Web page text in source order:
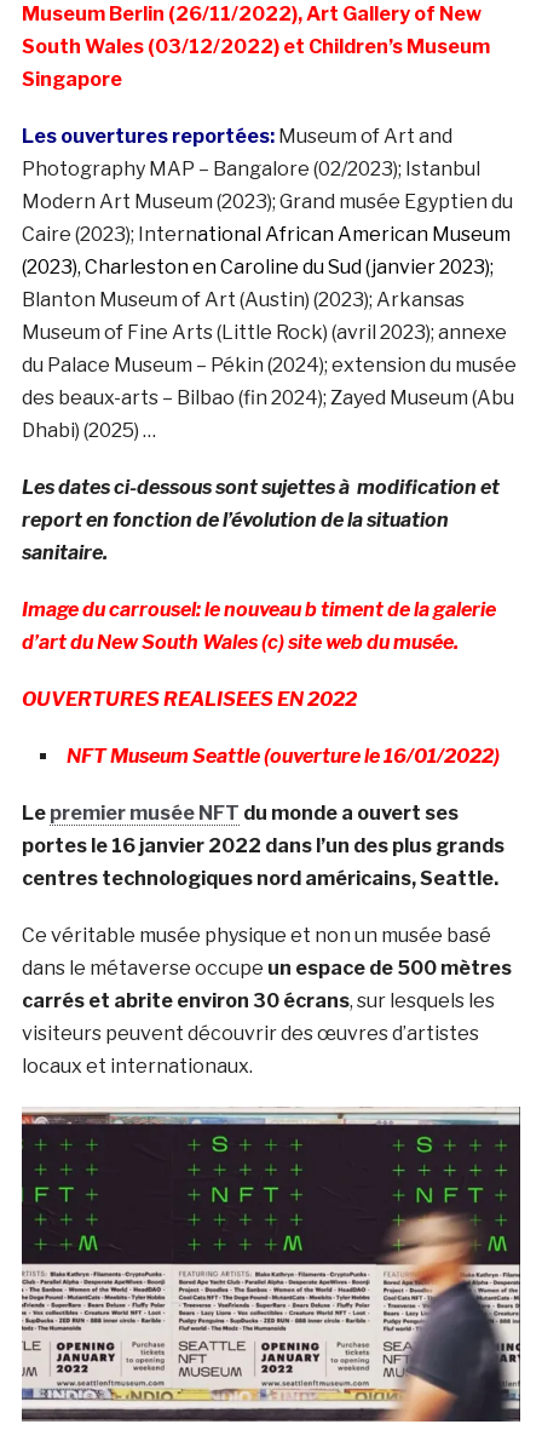
Museum Berlin (26/11/2022), Art Gallery of New
South Wales (03/12/2022) et Children’s Museum
Singapore
Les ouvertures reportées:Museum of Art and
Photography MAP – Bangalore (02/2023); Istanbul
Modern Art Museum (2023); Grand musée Egyptien du
Caire (2023); International African American Museum
(2023), Charleston en Caroline du Sud (janvier 2023);
Blanton Museum of Art (Austin) (2023); Arkansas
Museum of Fine Arts (Little Rock) (avril 2023); annexe
du Palace Museum – Pékin (2024); extension du musée
des beaux-arts – Bilbao (fin 2024); Zayed Museum (Abu
Dhabi) (2025) …
Les dates ci-dessous sont sujettes à modification et
report en fonction de l’évolution de la situation
sanitaire.
Image du carrousel: le nouveau b timent de la galerie
d’art du New South Wales (c) site web du musée.
OUVERTURES REALISEES EN 2022
NFT Museum Seattle (ouverture le 16/01/2022)
Le premier musée NFT du monde a ouvert ses
portes le 16 janvier 2022 dans l’un des plus grands
centres technologiques nord américains, Seattle.
Ce véritable musée physique et non un musée basé
dans le métaverse occupe un espace de 500 mètres
carrés et abrite environ 30 écrans, sur lesquels les
visiteurs peuvent découvrir des œuvres d’artistes
locaux et internationaux.